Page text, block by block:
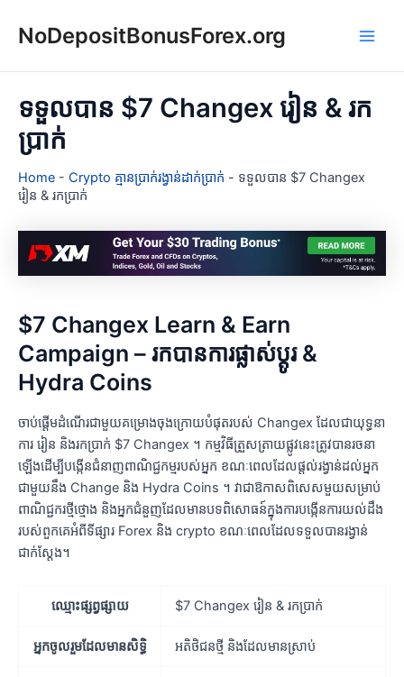
NoDepositBonusForex.org
ទទួលបាន $7 Changex រៀន & រក
ប្រាក់
Home - Crypto គ្មានប្រាក់រង្វាន់ដាក់ប្រាក់ - ទទួលបាន $7 Changex
រៀន & រកប្រាក់
$7 Changex Learn & Earn
Campaign – រកបានការផ្លាស់ប្តូរ &
Hydra Coins
ចាប់ផ្តើមដំណើរជាមួយគម្រោងចុងក្រោយបំផុតរបស់ Changex ដែលជាយុទ្ធនា
ការ រៀន និងរកប្រាក់ $7 Changex ។ កម្មវិធីត្រួសត្រាយផ្លូវនេះត្រូវបានរចនា
ឡើងដើម្បីបង្កើនជំនាញពាណិជ្ជកម្មរបស់អ្នក ខណៈពេលដែលផ្តល់រង្វាន់ដល់អ្នក
ជាមួយនឹង Change និង Hydra Coins ។ វាជាឱកាសពិសេសមួយសម្រាប់
ពាណិជ្ជករថ្មីថ្មោង និងអ្នកជំនួញដែលមានបទពិសោធន៍ក្នុងការបង្កើនការយល់ដឹង
របស់ពួកគេអំពីទីផ្សារ Forex និង crypto ខណៈពេលដែលទទួលបានរង្វាន់
ជាក់ស្តែង។
ឈ្មោះផ្សព្វផ្សាយ $7 Changex រៀន & រកប្រាក់
អ្នកចូលរួមដែលមានសិទ្ធិ អតិថិជនថ្មី និងដែលមានស្រាប់